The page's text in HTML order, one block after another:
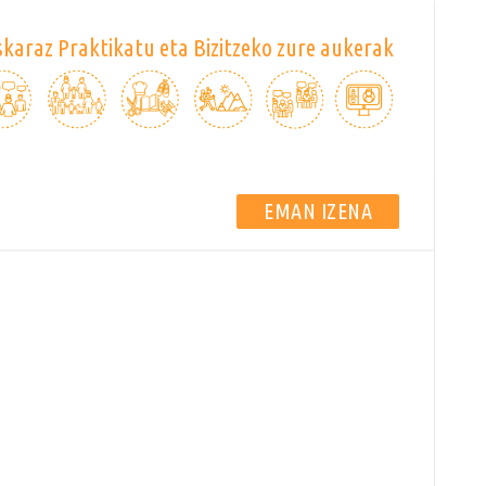
Praktikatu eta Bizitzeko zure aukerak
EMAN IZENA